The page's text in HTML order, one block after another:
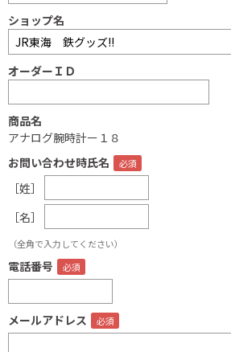
ショップ名
オーダーＩＤ
商品名
アナログ腕時計ー１８
お問い合わせ時氏名
［姓］
［名］
（全角で入力してください）
電話番号
メールアドレス